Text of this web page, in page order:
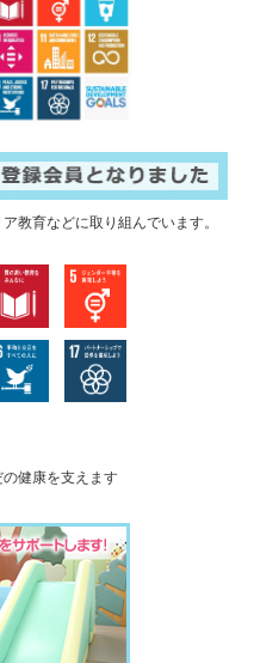
教育などに取り組んでいます。
健康を支えます